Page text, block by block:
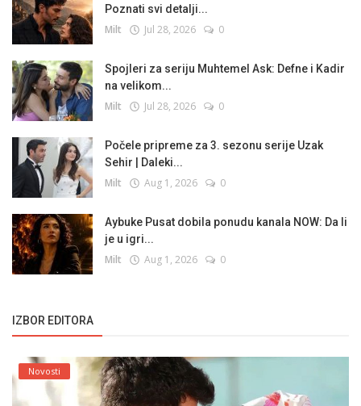
Poznati svi detalji...
Milt Jul 28, 2026 0
Spojleri za seriju Muhtemel Ask: Defne i Kadir
na velikom...
Milt Jul 28, 2026 0
Počele pripreme za 3. sezonu serije Uzak
Sehir | Daleki...
Milt Aug 1, 2026 0
Aybuke Pusat dobila ponudu kanala NOW: Da li
je u igri...
Milt Aug 1, 2026 0
IZBOR EDITORA
Novosti